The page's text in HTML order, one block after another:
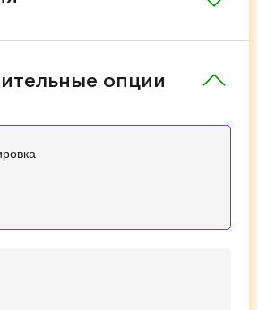
опции